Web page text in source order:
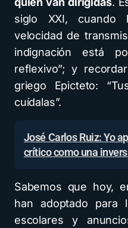
siglo XXI, cuando
velocidad de
indignación está
reflexivo”; y
griego Epicteto:
cuídalas”.
José Carlos Ruiz: Yo
crítico como una
Sabemos que hoy,
han adoptado para
escolares y